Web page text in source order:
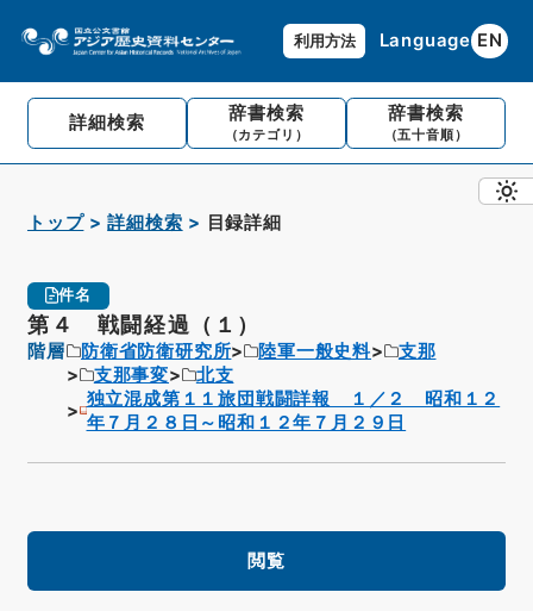
利用方法 Language EN
詳細検索 辞書検索
（カテゴリ）
辞書検索
（五十音順）
トップ 詳細検索 目録詳細
件名
第４ 戦闘経過（１）
階層 防衛省防衛研究所 陸軍一般史料
支那
支那事変
北支
独立混成第１１旅団戦闘詳報 １／２ 昭和１２
年７月２８日～昭和１２年７月２９日
閲覧